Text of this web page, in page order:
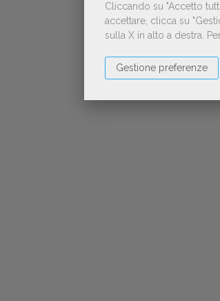
Cliccando su "Accetto
accettare, clicca su
sulla X in alto a destra.
Gestione preferenze